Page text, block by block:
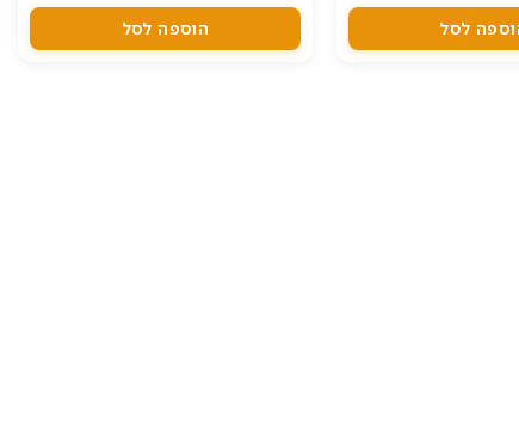
לסל הוספה לסל